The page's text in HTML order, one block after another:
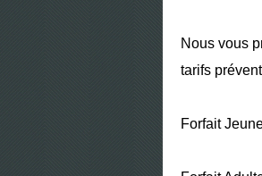
Nous vous
tarifs
Forfait